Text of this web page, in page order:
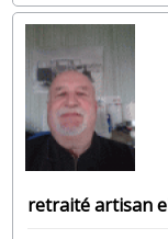
retraité artisan